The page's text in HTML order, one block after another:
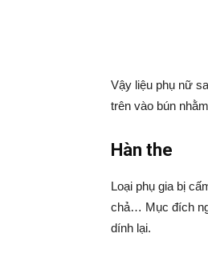
Vậy liệu phụ nữ
trên vào bún
Hàn the
Loại phụ gia bị
chả… Mục đích
dính lại.